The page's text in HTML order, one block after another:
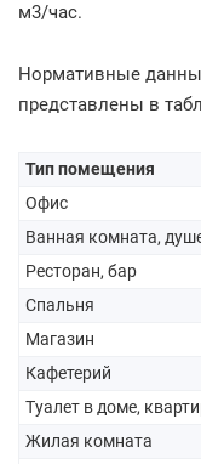
м3/час.
Нормативные
представлены в
Тип помещения
Офис
Ванная комната,
Ресторан, бар
Спальня
Магазин
Кафетерий
Туалет в доме,
Жилая комната